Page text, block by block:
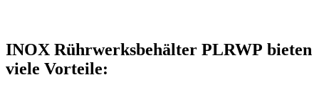
INOX Rührwerksbehälter PLRWP bieten
viele Vorteile: